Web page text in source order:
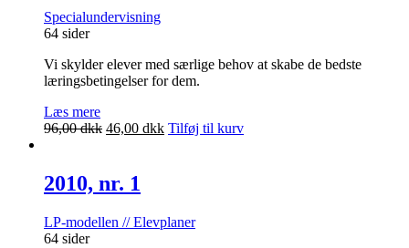
Specialundervisning
64 sider
Vi skylder elever med særlige behov at skabe de bedste
læringsbetingelser for dem.
Læs mere
96,00dkk Den
96,00 dkk.
46,00 dkkDen
Tilføj til kurv
2010, nr. 1
LP-modellen // Elevplaner
64 sider